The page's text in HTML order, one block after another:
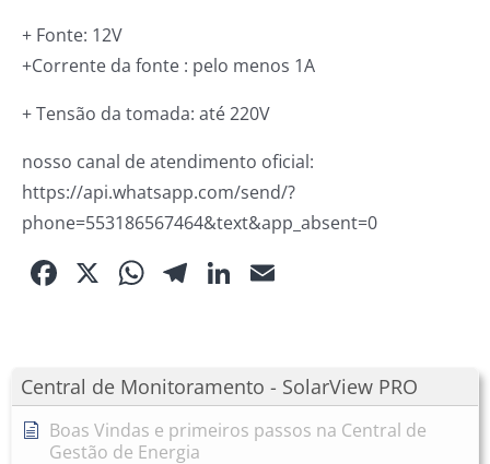
Central de Monitoramento - SolarView PRO
Boas Vindas e primeiros passos na Central de
Gestão de Energia
+ Fonte: 12V
+Corrente da fonte : pelo menos 1A
+ Tensão da tomada: até 220V
nosso canal de atendimento oficial:
https://api.whatsapp.com/send/?
phone=553186567464&text&app_absent=0
Facebook
X WhatsApp
Telegram
LinkedIn